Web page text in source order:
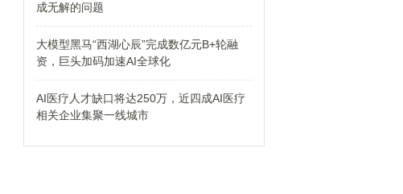
成无解的问题
大模型黑马“西湖心辰”完成数亿元B+轮融
资，巨头加码加速AI全球化
AI医疗人才缺口将达250万，近四成AI医疗
相关企业集聚一线城市